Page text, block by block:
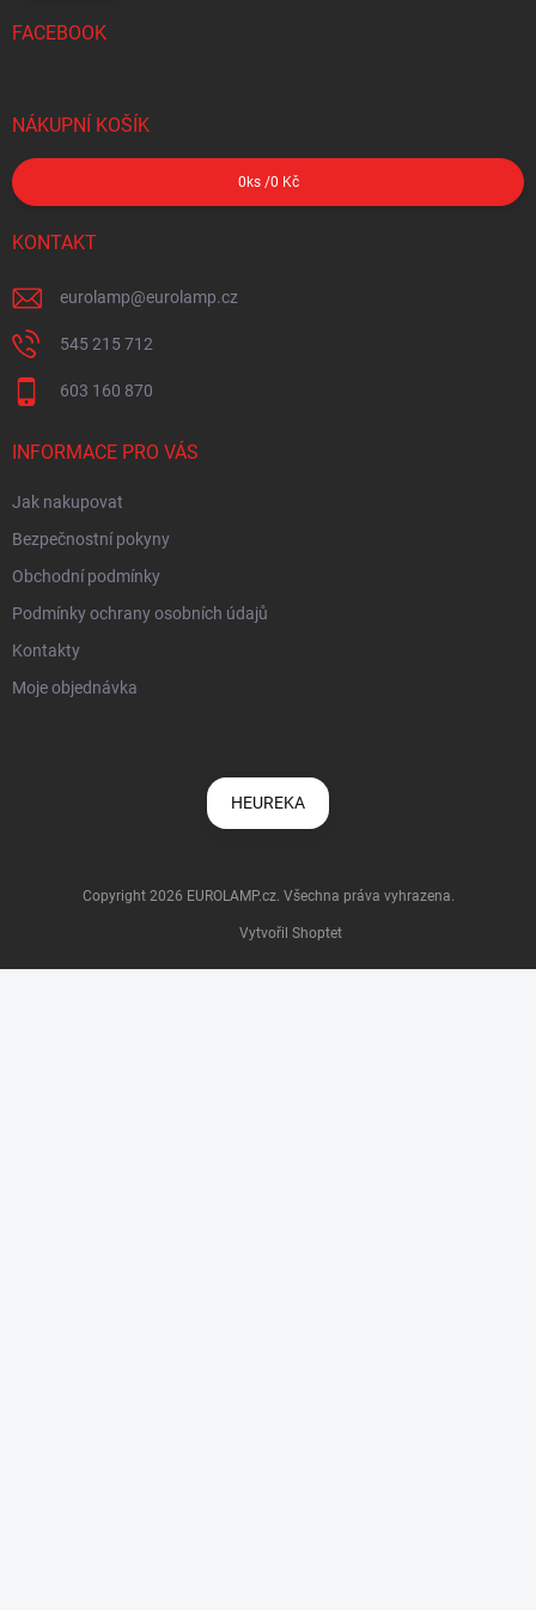
FACEBOOK
NÁKUPNÍ KOŠÍK
0 ks /0 Kč
KONTAKT
eurolamp@eurolamp.cz
545 215 712
603 160 870
INFORMACE PRO VÁS
Jak nakupovat
Bezpečnostní pokyny
Obchodní podmínky
Podmínky ochrany osobních údajů
Kontakty
Moje objednávka
HEUREKA
Vytvořil Shoptet
Copyright 2026 EUROLAMP.cz. Všechna práva vyhrazena.